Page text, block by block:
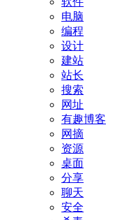
电脑
编程
设计
建站
站长
搜索
网址
有趣博客
网摘
资源
桌面
分享
聊天
安全